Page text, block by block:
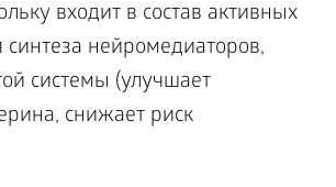
входит в состав активных
нейромедиаторов,
системы (улучшает
снижает риск